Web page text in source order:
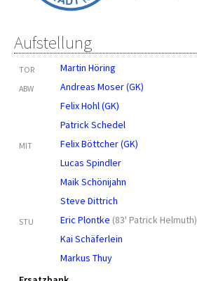
Aufstellung
TOR Martin Höring
ABW
Andreas Moser (GK)
Felix Hohl (GK)
Patrick Schedel
MIT
Felix Böttcher (GK)
Lucas Spindler
Maik Schönijahn
Steve Dittrich
STU Eric Plontke (83' Patrick Helmuth)
Kai Schäferlein
Markus Thuy